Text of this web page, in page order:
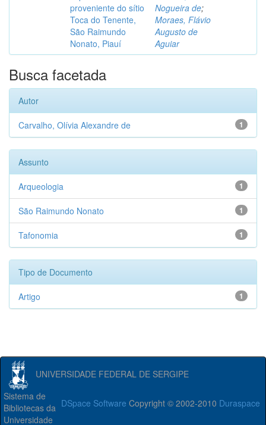
proveniente do sítio
Toca do Tenente,
São Raimundo
Nonato, Piauí
Nogueira de;
Moraes, Flávio
Augusto de
Aguiar
Busca facetada
Autor
1
Carvalho, Olívia Alexandre de
Assunto
1
Arqueologia
1
São Raimundo Nonato
1
Tafonomia
Tipo de Documento
1
Artigo
UNIVERSIDADE FEDERAL DE SERGIPE
DSpace Software Copyright © 2002-2010 Duraspace
Sistema de
Bibliotecas da
Universidade